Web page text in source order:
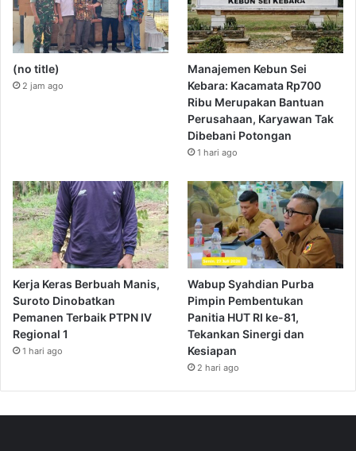
(no title)
2 jam ago
Manajemen Kebun Sei
Kebara: Kacamata Rp700
Ribu Merupakan Bantuan
Perusahaan, Karyawan Tak
Dibebani Potongan
1 hari ago
Kerja Keras Berbuah Manis,
Suroto Dinobatkan
Pemanen Terbaik PTPN IV
Regional 1
1 hari ago
Wabup Syahdian Purba
Pimpin Pembentukan
Panitia HUT RI ke-81,
Tekankan Sinergi dan
Kesiapan
2 hari ago